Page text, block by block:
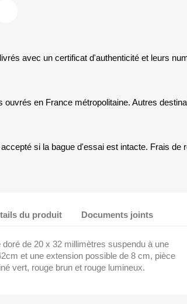
avec un certificat d'authenticité et leurs
ouvrés en France métropolitaine. Autres
si la bague d'essai est intacte. Frais de
du produit Documents joints
doré de 20 x 32 millimètres suspendu à une
et une extension possible de 8 cm, pièce
vert, rouge brun et rouge lumineux.